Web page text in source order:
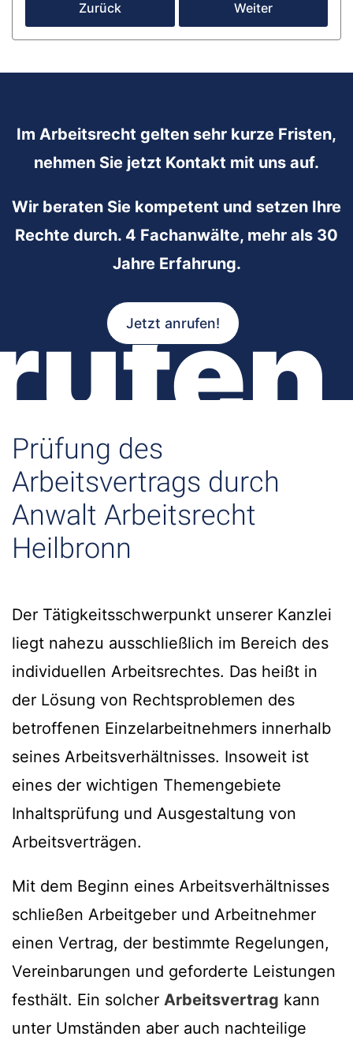
Zurück Weiter
Im Arbeitsrecht gelten sehr kurze Fristen,
nehmen Sie jetzt Kontakt mit uns auf.
Wir beraten Sie kompetent und setzen Ihre
Rechte durch. 4 Fachanwälte, mehr als 30
Jahre Erfahrung.
Jetzt anrufen!
Prüfung des
Arbeitsvertrags durch
Anwalt Arbeitsrecht
Heilbronn
Der Tätigkeitsschwerpunkt unserer Kanzlei
liegt nahezu ausschließlich im Bereich des
individuellen Arbeitsrechtes. Das heißt in
der Lösung von Rechtsproblemen des
betroffenen Einzelarbeitnehmers innerhalb
seines Arbeitsverhältnisses. Insoweit ist
eines der wichtigen Themengebiete
Inhaltsprüfung und Ausgestaltung von
Arbeitsverträgen.
Mit dem Beginn eines Arbeitsverhältnisses
schließen Arbeitgeber und Arbeitnehmer
einen Vertrag, der bestimmte Regelungen,
Vereinbarungen und geforderte Leistungen
festhält. Ein solcher Arbeitsvertrag kann
unter Umständen aber auch nachteilige